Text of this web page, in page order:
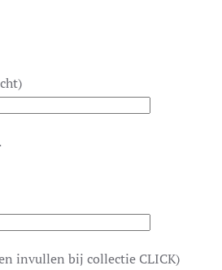
invullen bij collectie CLICK)